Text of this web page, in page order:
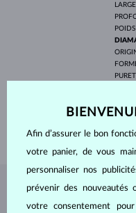
POIDS
POIDS 2.30 g
BIJOUX DE
Afin d’assurer le bon
votre panier, de vous
personnaliser nos
prévenir des nouveautés
votre consentement